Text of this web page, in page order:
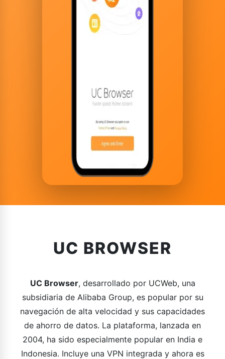
UC BROWSER
UC Browser, desarrollado por UCWeb, una
subsidiaria de Alibaba Group, es popular por su
navegación de alta velocidad y sus capacidades
de ahorro de datos. La plataforma, lanzada en
2004, ha sido especialmente popular en India e
Indonesia. Incluye una VPN integrada y ahora es